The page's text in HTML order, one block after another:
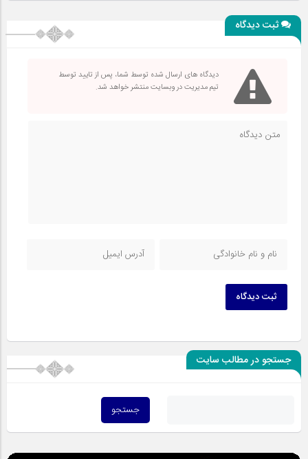
ثبت دیدگاه
دیدگاه های ارسال شده توسط شما، پس از تایید توسط
تیم مدیریت در وبسایت منتشر خواهد شد.
ثبت دیدگاه
جستجو در مطالب سایت